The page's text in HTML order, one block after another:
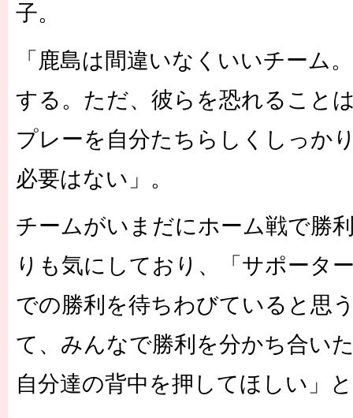
子。
「鹿島は間違いなくいいチーム
する。ただ、彼らを恐れること
プレーを自分たちらしくしっか
必要はない」。
チームがいまだにホーム戦で勝
りも気にしており、「サポータ
での勝利を待ちわびていると思
て、みんなで勝利を分かち合い
自分達の背中を押してほしい」